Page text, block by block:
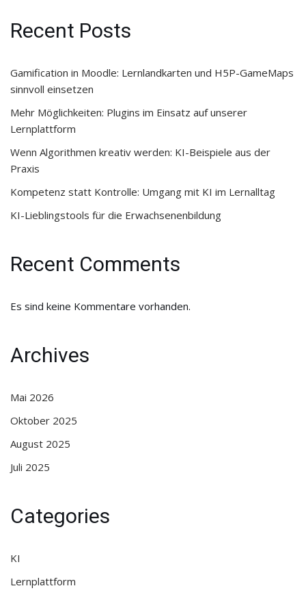
Recent Posts
Gamification in Moodle: Lernlandkarten und H5P-GameMaps
sinnvoll einsetzen
Mehr Möglichkeiten: Plugins im Einsatz auf unserer
Lernplattform
Wenn Algorithmen kreativ werden: KI-Beispiele aus der
Praxis
Kompetenz statt Kontrolle: Umgang mit KI im Lernalltag
KI-Lieblingstools für die Erwachsenenbildung
Recent Comments
Es sind keine Kommentare vorhanden.
Archives
Mai 2026
Oktober 2025
August 2025
Juli 2025
Categories
KI
Lernplattform